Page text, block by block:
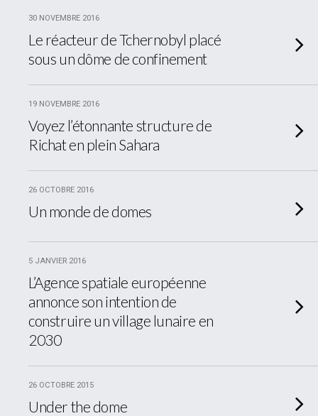
30 NOVEMBRE 2016
Le réacteur de Tchernobyl placé
sous un dôme de confinement
19 NOVEMBRE 2016
Voyez l’étonnante structure de
Richat en plein Sahara
26 OCTOBRE 2016
Un monde de domes
5 JANVIER 2016
L’Agence spatiale européenne
annonce son intention de
construire un village lunaire en
2030
26 OCTOBRE 2015
Under the dome